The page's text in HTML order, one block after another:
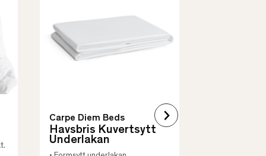
Carpe Diem Beds
Havsbris Kuvertsytt
Underlakan